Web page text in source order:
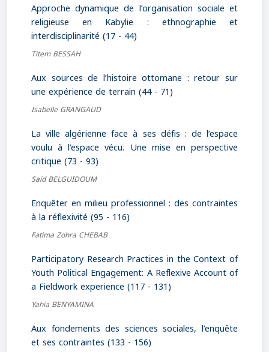
Approche dynamique de l’organisation sociale et
religieuse en Kabylie : ethnographie et
interdisciplinarité (17 - 44)
Titem BESSAH
Aux sources de l’histoire ottomane : retour sur
une expérience de terrain (44 - 71)
Isabelle GRANGAUD
La ville algérienne face à ses défis : de l’espace
voulu à l’espace vécu. Une mise en perspective
critique (73 - 93)
Saïd BELGUIDOUM
Enquêter en milieu professionnel : des contraintes
à la réflexivité (95 - 116)
Fatima Zohra CHEBAB
Participatory Research Practices in the Context of
Youth Political Engagement: A Reflexive Account of
a Fieldwork experience (117 - 131)
Yahia BENYAMINA
Aux fondements des sciences sociales, l’enquête
et ses contraintes (133 - 156)